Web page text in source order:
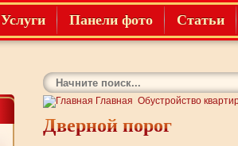
Услуги Панели фото Статьи
Главная Обустройство
Дверной порог